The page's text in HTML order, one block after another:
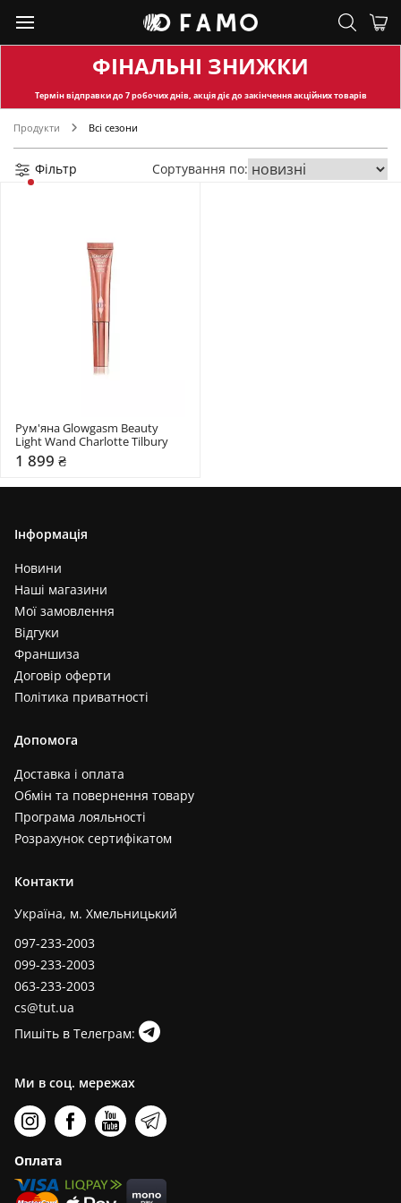
ФІНАЛЬНІ ЗНИЖКИ
Термін відправкидо 7 робочих днів, акція діє до закінчення акційних товарів
Продукти Всі сезони
Фільтр Сортування по:
Рум'яна Glowgasm Beauty
Light Wand Charlotte Tilbury
1 899 ₴
Інформація
Новини
Наші магазини
Мої замовлення
Відгуки
Франшиза
Договір оферти
Політика приватності
Допомога
Доставка і оплата
Обмін та повернення товару
Програма лояльності
Розрахунок сертифікатом
Контакти
Україна, м. Хмельницький
097-233-2003
099-233-2003
063-233-2003
cs@tut.ua
Пишіть в Телеграм:
Ми в соц. мережах
Оплата